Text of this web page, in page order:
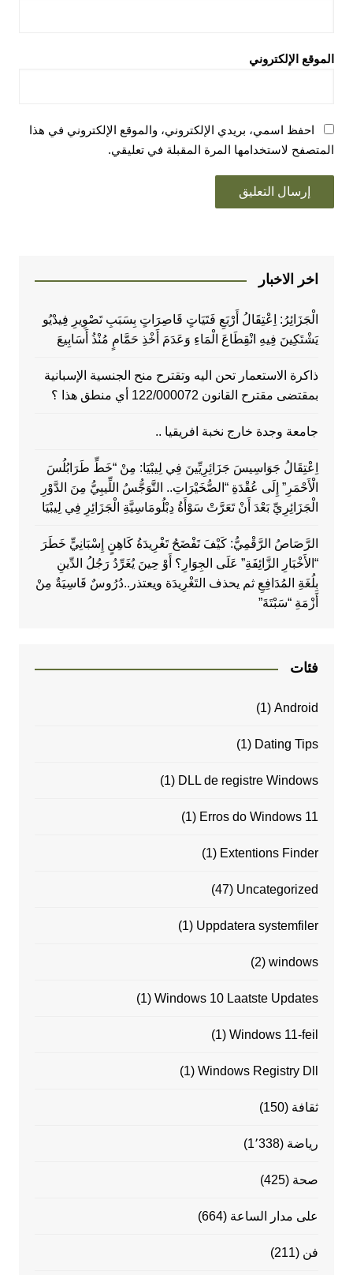
الموقع الإلكتروني
احفظ اسمي، بريدي الإلكتروني، والموقع الإلكتروني في هذا
المتصفح لاستخدامها المرة المقبلة في تعليقي.
اخر الاخبار
الْجَزَائِرُ: اِعْتِقَالُ أَرْبَعِ فَتَيَاتٍ قَاصِرَاتٍ بِسَبَبِ تَصْوِيرِ فِيدْيُو
يَشْتَكِينَ فِيهِ انْقِطَاعَ الْمَاءِ وَعَدَمَ أَخْذِ حَمَّامٍ مُنْذُ أَسَابِيعَ
ذاكرة الاستعمار تحن اليه وتقترح منح الجنسية الإسبانية
بمقتضى مقترح القانون 122/000072 أي منطق هذا ؟
جامعة وجدة خارج نخبة افريقيا ..
اِعْتِقَالُ جَوَاسِيسَ جَزَائِرِيِّينَ فِي لِيبْيَا: مِنْ “خَطِّ طَرَابُلُسَ
الْأَحْمَرِ” إِلَى عُقْدَةِ “الصُّخَيْرَاتِ.. التَّوَجُّسُ اللِّيبِيُّ مِنَ الدَّوْرِ
الْجَزَائِرِيِّ بَعْدَ أَنْ تَعَرَّتْ سَوْأَةُ دِبْلُومَاسِيَّةِ الْجَزَائِرِ فِي لِيبْيَا
الرَّصَاصُ الرَّقْمِيُّ: كَيْفَ تَفْضَحُ تَغْرِيدَةُ كَاهِنٍ إِسْبَانِيٍّ خَطَرَ
“الأَخْبَارِ الزَّائِفَةِ” عَلَى الجِوَارِ؟ أَوْ حِينَ يُغَرِّدُ رَجُلُ الدِّينِ
بِلُغَةِ المُدَافِعِ ثم يحذف التَغْرِيدَة ويعتذر..دُرُوسٌ قَاسِيَةٌ مِنْ
أَزْمَةِ “سَبْتَةَ”
فئات
Android
(1)
Dating Tips
(1)
DLL de registre Windows
(1)
Erros do Windows 11
(1)
Extentions Finder
(1)
Uncategorized
(47)
Uppdatera systemfiler
(1)
windows
(2)
Windows 10 Laatste Updates
(1)
Windows 11-feil
(1)
Windows Registry Dll
(1)
ثقافة (150)
رياضة (1٬338)
صحة (425)
على مدار الساعة (664)
فن (211)